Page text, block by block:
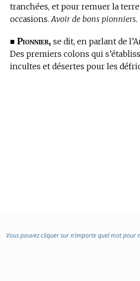
tranchées, et pour remuer la
occasions. Avoir de bons pionniers.
■ Pionnier, se dit, en parlant de
Des premiers colons qui
incultes et désertes pour les
Vous pouvez cliquer sur n’importe quel mot pour